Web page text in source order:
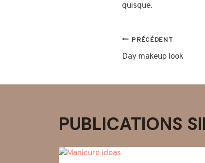
quisque.
DE
PRÉCÉDENT
Day makeup look
PUBLICATIONS